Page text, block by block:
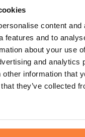
content and
features and to
about your use
and analytics
information that
they’ve collected
pieds de couleur
ces chaussettes de
avec ou sans
90% laine, 10% nylon